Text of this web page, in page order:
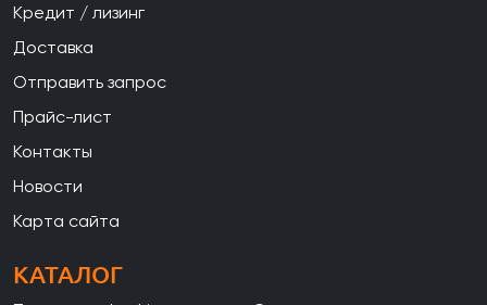
Кредит / лизинг
Доставка
Отправить запрос
Прайс-лист
Контакты
Новости
Карта сайта
КАТАЛОГ